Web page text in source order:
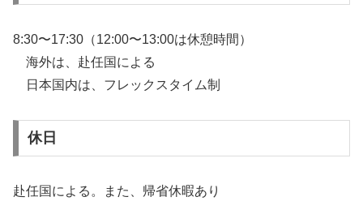
8:30〜17:30（12:00〜13:00は休憩時間）
海外は、赴任国による
日本国内は、フレックスタイム制
休日
赴任国による。また、帰省休暇あり